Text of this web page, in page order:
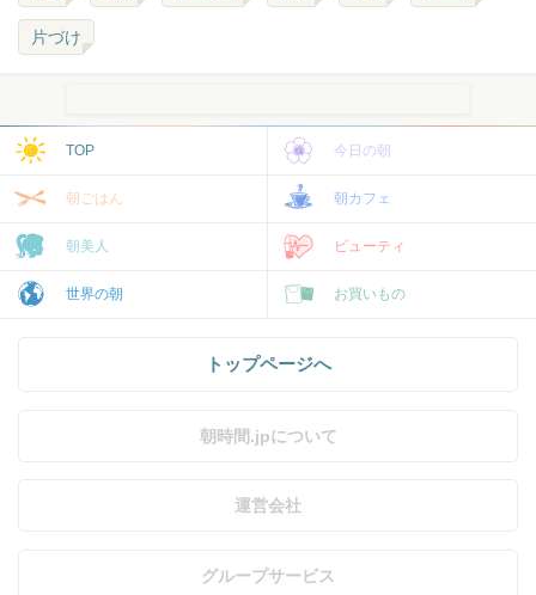
片づけ
TOP 今日の朝
朝ごはん 朝カフェ
朝美人 ビューティ
世界の朝 お買いもの
トップページへ
朝時間.jpについて
運営会社
グループサービス